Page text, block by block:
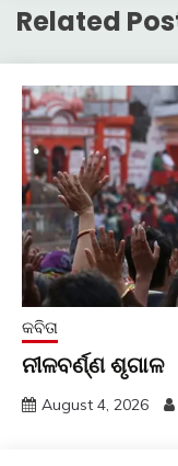
Related
କବିତା
ନୀଳବର୍ଣ୍ଣ ଶୃଗାଳ
August 4, 2026